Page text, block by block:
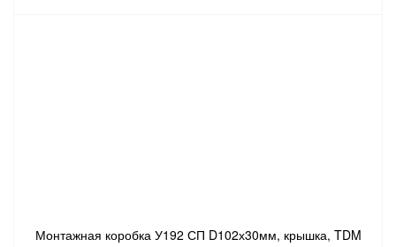
Монтажная коробка У192 СП D102х30мм, крышка, TDM